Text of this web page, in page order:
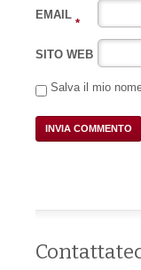
EMAIL
*
SITO WEB
Salva il mio